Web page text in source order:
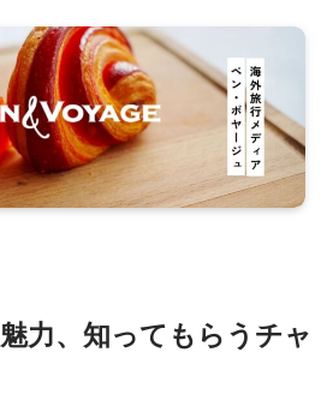
力、知ってもらうチャ